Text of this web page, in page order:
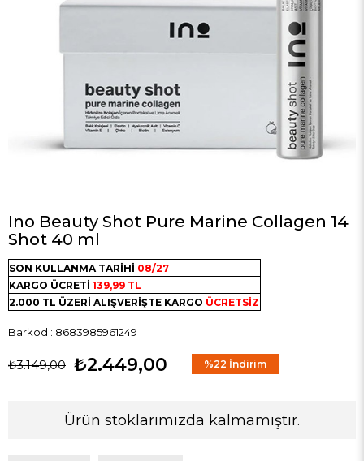
Ino Beauty Shot Pure Marine Collagen 14
Shot 40 ml
SON KULLANMA TARİHİ 08/27
KARGO ÜCRETİ139,99 TL
2.000 TL ÜZERİ ALIŞVERİŞTE KARGO ÜCRETSİZ
Barkod : 8683985961249
₺3.149,00 ₺2.449,00 %22 İndirim
Ürün stoklarımızda kalmamıştır.